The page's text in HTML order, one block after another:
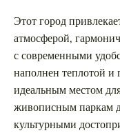
Этот город
атмосферой,
с современными
наполнен теплотой и
идеальным местом
живописным паркам
культурными